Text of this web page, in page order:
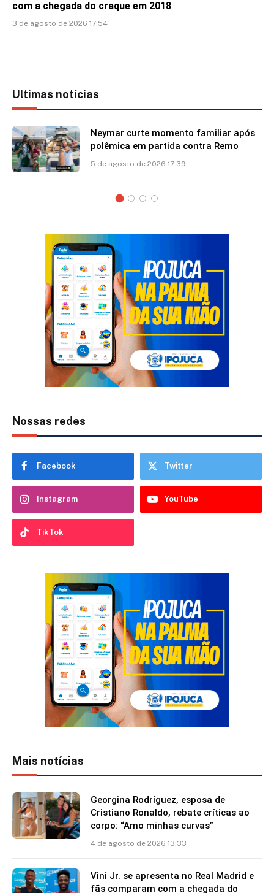
com a chegada do craque em 2018
3 de agosto de 2026 17:54
Ultimas notícias
Neymar curte momento familiar após
polêmica em partida contra Remo
5 de agosto de 2026 17:39
Nossas redes
Facebook Twitter
Instagram YouTube
TikTok
Mais notícias
Georgina Rodríguez, esposa de
Cristiano Ronaldo, rebate críticas ao
corpo: “Amo minhas curvas”
4 de agosto de 2026 13:33
Vini Jr. se apresenta no Real Madrid e
fãs comparam com a chegada do